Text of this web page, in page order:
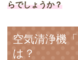
らでしょうか？
空気清浄機
は？